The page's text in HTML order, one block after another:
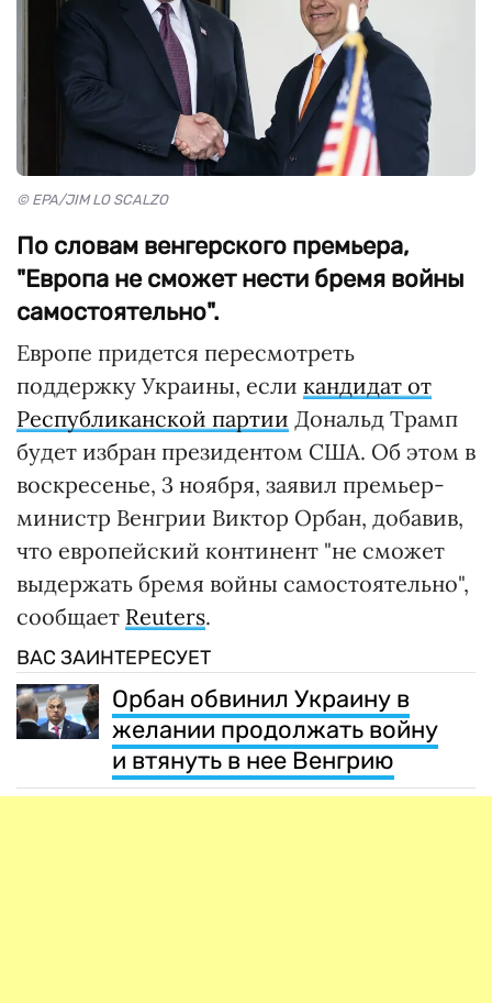
© EPA/JIM LO SCALZO
По словам венгерского премьера,
"Европа не сможет нести бремя войны
самостоятельно".
Европе придется пересмотреть
поддержку Украины, если кандидат от
Республиканской партии Дональд Трамп
будет избран президентом США. Об этом в
воскресенье, 3 ноября, заявил премьер-
министр Венгрии Виктор Орбан, добавив,
что европейский континент "не сможет
выдержать бремя войны самостоятельно",
сообщает Reuters.
ВАС ЗАИНТЕРЕСУЕТ
Орбан обвинил Украину в
желании продолжать войну
и втянуть в нее Венгрию